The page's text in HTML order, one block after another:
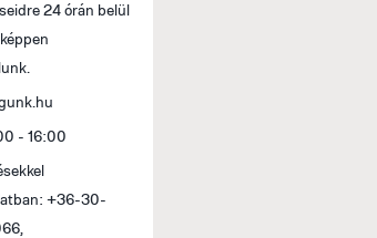
24 órán belül
- 16:00
+36-30-